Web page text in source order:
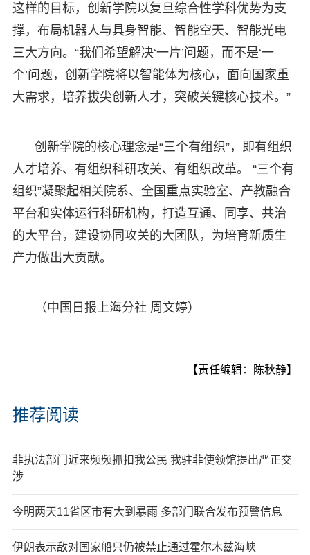
这样的目标，创新学院以复旦综合性学科优势为支
撑，布局机器人与具身智能、智能空天、智能光电
三大方向。“我们希望解决‘一片’问题，而不是‘一
个’问题，创新学院将以智能体为核心，面向国家重
大需求，培养拔尖创新人才，突破关键核心技术。”
创新学院的核心理念是“三个有组织”，即有组织
人才培养、有组织科研攻关、有组织改革。 “三个有
组织”凝聚起相关院系、全国重点实验室、产教融合
平台和实体运行科研机构，打造互通、同享、共治
的大平台，建设协同攻关的大团队，为培育新质生
产力做出大贡献。
（中国日报上海分社 周文婷）
【责任编辑：陈秋静】
推荐阅读
菲执法部门近来频频抓扣我公民 我驻菲使领馆提出严正交
涉
今明两天11省区市有大到暴雨 多部门联合发布预警信息
伊朗表示敌对国家船只仍被禁止通过霍尔木兹海峡